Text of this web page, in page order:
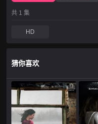
共 1 集
HD
猜你喜欢